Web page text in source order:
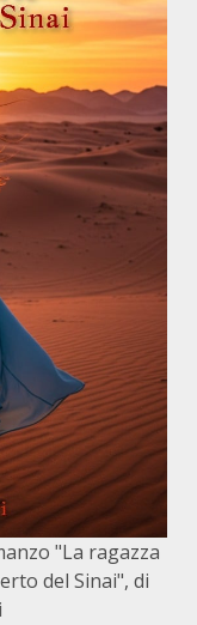
"La ragazza
del Sinai", di